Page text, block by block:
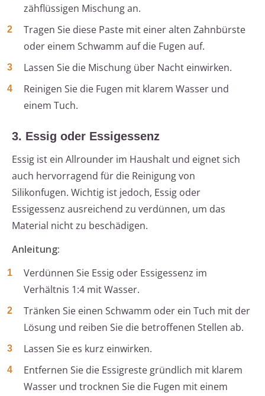
zähflüssigen Mischung an.
Tragen Sie diese Paste mit einer alten Zahnbürste
oder einem Schwamm auf die Fugen auf.
Lassen Sie die Mischung über Nacht einwirken.
Reinigen Sie die Fugen mit klarem Wasser und
einem Tuch.
3. Essig oder Essigessenz
Essig ist ein Allrounder im Haushalt und eignet sich
auch hervorragend für die Reinigung von
Silikonfugen. Wichtig ist jedoch, Essig oder
Essigessenz ausreichend zu verdünnen, um das
Material nicht zu beschädigen.
Anleitung:
Verdünnen Sie Essig oder Essigessenz im
Verhältnis 1:4 mit Wasser.
Tränken Sie einen Schwamm oder ein Tuch mit der
Lösung und reiben Sie die betroffenen Stellen ab.
Lassen Sie es kurz einwirken.
Entfernen Sie die Essigreste gründlich mit klarem
Wasser und trocknen Sie die Fugen mit einem